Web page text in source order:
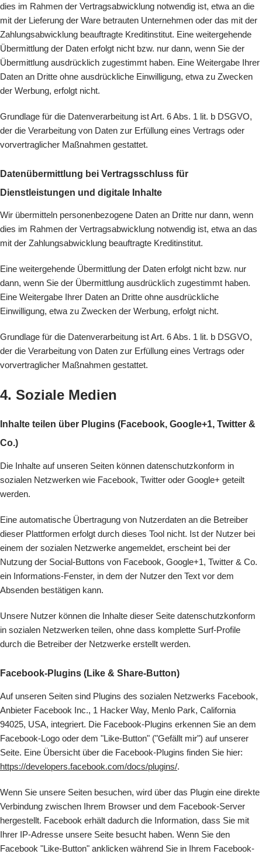
dies im Rahmen der Vertragsabwicklung notwendig ist, etwa an die
mit der Lieferung der Ware betrauten Unternehmen oder das mit der
Zahlungsabwicklung beauftragte Kreditinstitut. Eine weitergehende
Übermittlung der Daten erfolgt nicht bzw. nur dann, wenn Sie der
Übermittlung ausdrücklich zugestimmt haben. Eine Weitergabe Ihrer
Daten an Dritte ohne ausdrückliche Einwilligung, etwa zu Zwecken
der Werbung, erfolgt nicht.
Grundlage für die Datenverarbeitung ist Art. 6 Abs. 1 lit. b DSGVO,
der die Verarbeitung von Daten zur Erfüllung eines Vertrags oder
vorvertraglicher Maßnahmen gestattet.
Datenübermittlung bei Vertragsschluss für
Dienstleistungen und digitale Inhalte
Wir übermitteln personenbezogene Daten an Dritte nur dann, wenn
dies im Rahmen der Vertragsabwicklung notwendig ist, etwa an das
mit der Zahlungsabwicklung beauftragte Kreditinstitut.
Eine weitergehende Übermittlung der Daten erfolgt nicht bzw. nur
dann, wenn Sie der Übermittlung ausdrücklich zugestimmt haben.
Eine Weitergabe Ihrer Daten an Dritte ohne ausdrückliche
Einwilligung, etwa zu Zwecken der Werbung, erfolgt nicht.
Grundlage für die Datenverarbeitung ist Art. 6 Abs. 1 lit. b DSGVO,
der die Verarbeitung von Daten zur Erfüllung eines Vertrags oder
vorvertraglicher Maßnahmen gestattet.
4. Soziale Medien
Inhalte teilen über Plugins (Facebook, Google+1, Twitter &
Co.)
Die Inhalte auf unseren Seiten können datenschutzkonform in
sozialen Netzwerken wie Facebook, Twitter oder Google+ geteilt
werden.
Eine automatische Übertragung von Nutzerdaten an die Betreiber
dieser Plattformen erfolgt durch dieses Tool nicht. Ist der Nutzer bei
einem der sozialen Netzwerke angemeldet, erscheint bei der
Nutzung der Social-Buttons von Facebook, Google+1, Twitter & Co.
ein Informations-Fenster, in dem der Nutzer den Text vor dem
Absenden bestätigen kann.
Unsere Nutzer können die Inhalte dieser Seite datenschutzkonform
in sozialen Netzwerken teilen, ohne dass komplette Surf-Profile
durch die Betreiber der Netzwerke erstellt werden.
Facebook-Plugins (Like & Share-Button)
Auf unseren Seiten sind Plugins des sozialen Netzwerks Facebook,
Anbieter Facebook Inc., 1 Hacker Way, Menlo Park, California
94025, USA, integriert. Die Facebook-Plugins erkennen Sie an dem
Facebook-Logo oder dem "Like-Button" ("Gefällt mir") auf unserer
Seite. Eine Übersicht über die Facebook-Plugins finden Sie hier:
https://developers.facebook.com/docs/plugins/.
Wenn Sie unsere Seiten besuchen, wird über das Plugin eine direkte
Verbindung zwischen Ihrem Browser und dem Facebook-Server
hergestellt. Facebook erhält dadurch die Information, dass Sie mit
Ihrer IP-Adresse unsere Seite besucht haben. Wenn Sie den
Facebook "Like-Button" anklicken während Sie in Ihrem Facebook-